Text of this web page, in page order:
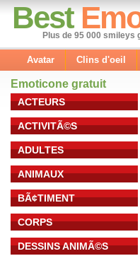
Best
Plus de 95 000
Avatar Clins d'oeil
Emoticone gratuit
ACTEURS
ACTIVITÃ©S
ADULTES
ANIMAUX
BÃ¢TIMENT
CORPS
DESSINS ANIMÃ©S